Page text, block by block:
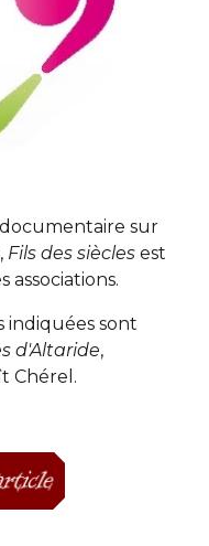
documentaire sur
Fils des siècles est
associations.
indiquées sont
d'Altaride,
Chérel.